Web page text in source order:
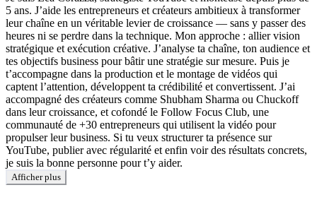
5 ans. J’aide les entrepreneurs et créateurs ambitieux à transformer
leur chaîne en un véritable levier de croissance — sans y passer des
heures ni se perdre dans la technique. Mon approche : allier vision
stratégique et exécution créative. J’analyse ta chaîne, ton audience et
tes objectifs business pour bâtir une stratégie sur mesure. Puis je
t’accompagne dans la production et le montage de vidéos qui
captent l’attention, développent ta crédibilité et convertissent. J’ai
accompagné des créateurs comme Shubham Sharma ou Chuckoff
dans leur croissance, et cofondé le Follow Focus Club, une
communauté de +30 entrepreneurs qui utilisent la vidéo pour
propulser leur business. Si tu veux structurer ta présence sur
YouTube, publier avec régularité et enfin voir des résultats concrets,
je suis la bonne personne pour t’y aider.
Afficher plus